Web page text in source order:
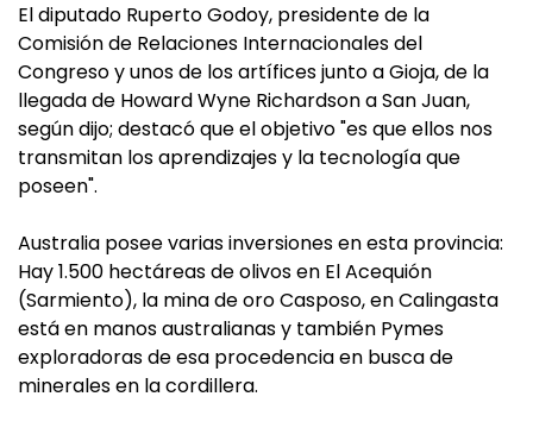
El diputado Ruperto Godoy, presidente de la
Comisión de Relaciones Internacionales del
Congreso y unos de los artífices junto a Gioja, de la
llegada de Howard Wyne Richardson a San Juan,
según dijo; destacó que el objetivo "es que ellos nos
transmitan los aprendizajes y la tecnología que
poseen".
Australia posee varias inversiones en esta provincia:
Hay 1.500 hectáreas de olivos en El Acequión
(Sarmiento), la mina de oro Casposo, en Calingasta
está en manos australianas y también Pymes
exploradoras de esa procedencia en busca de
minerales en la cordillera.